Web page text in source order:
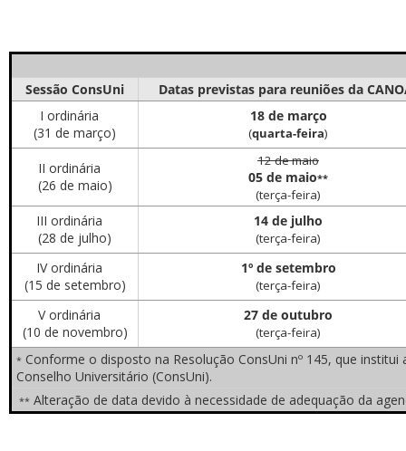
Sessão ConsUni
Datas previstas para reuniões da
I ordinária
(31 de março)
18 de março
(quarta-feira)
II ordinária
(26 de maio)
12 de maio
05 de maio**
(terça-feira)
III ordinária
(28 de julho)
14 de julho
(terça-feira)
IV ordinária
(15 de setembro)
1º de setembro
(terça-feira)
V ordinária
(10 de novembro)
27 de outubro
(terça-feira)
* Conforme o disposto na Resolução ConsUni nº 145, que
Conselho Universitário (ConsUni).
** Alteração de data devido à necessidade de adequação da